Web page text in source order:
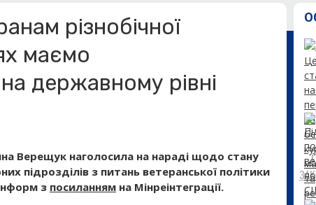
різнобічної
маємо
державному рівні
Верещук наголосила на нараді щодо стану
підрозділів з питань ветеранської політики
з посиланням на Мінреінтеграції.